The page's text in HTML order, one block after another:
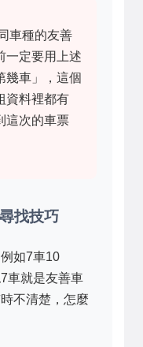
車種的友善
一定要用上述
幾車」，這個
資料裡都有
這次的車票
找技巧
如7車10
車就是友善車
不清楚，怎麼